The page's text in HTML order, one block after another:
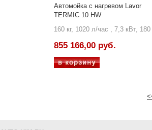
Автомойка с нагревом Lavor
TERMIC 10 HW
160 кг, 1020 л/час , 7,3 кВт,
855 166,00 руб.